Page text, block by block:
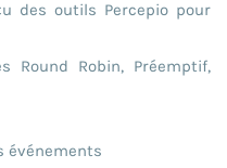
des outils Percepio pour
Round Robin, Préemptif,
événements